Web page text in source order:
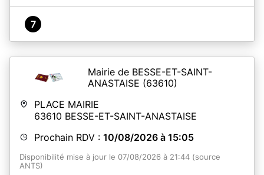
7
Mairie de BESSE-ET-SAINT-
ANASTAISE (63610)
PLACE MAIRIE
63610 BESSE-ET-SAINT-ANASTAISE
Prochain RDV : 10/08/2026 à 15:05
Disponibilité mise à jour le 07/08/2026 à 21:44 (source
ANTS)